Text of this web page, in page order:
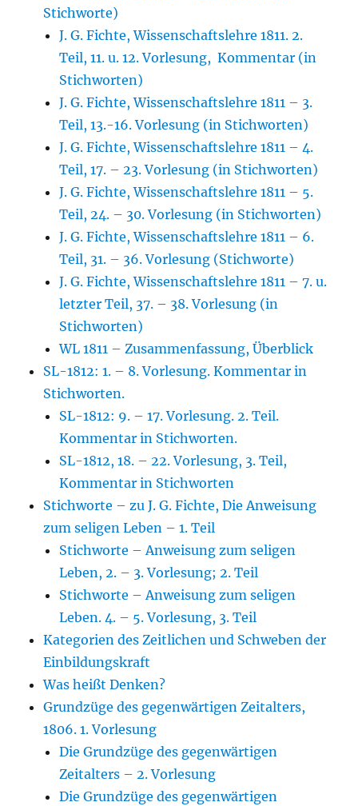
Stichworte)
J. G. Fichte, Wissenschaftslehre 1811. 2.
Teil, 11. u. 12. Vorlesung, Kommentar (in
Stichworten)
J. G. Fichte, Wissenschaftslehre 1811 – 3.
Teil, 13.-16. Vorlesung (in Stichworten)
J. G. Fichte, Wissenschaftslehre 1811 – 4.
Teil, 17. – 23. Vorlesung (in Stichworten)
J. G. Fichte, Wissenschaftslehre 1811 – 5.
Teil, 24. – 30. Vorlesung (in Stichworten)
J. G. Fichte, Wissenschaftslehre 1811 – 6.
Teil, 31. – 36. Vorlesung (Stichworte)
J. G. Fichte, Wissenschaftslehre 1811 – 7. u.
letzter Teil, 37. – 38. Vorlesung (in
Stichworten)
WL 1811 – Zusammenfassung, Überblick
SL-1812: 1. – 8. Vorlesung. Kommentar in
Stichworten.
SL-1812: 9. – 17. Vorlesung. 2. Teil.
Kommentar in Stichworten.
SL-1812, 18. – 22. Vorlesung, 3. Teil,
Kommentar in Stichworten
Stichworte – zu J. G. Fichte, Die Anweisung
zum seligen Leben – 1. Teil
Stichworte – Anweisung zum seligen
Leben, 2. – 3. Vorlesung; 2. Teil
Stichworte – Anweisung zum seligen
Leben. 4. – 5. Vorlesung, 3. Teil
Kategorien des Zeitlichen und Schweben der
Einbildungskraft
Was heißt Denken?
Grundzüge des gegenwärtigen Zeitalters,
1806. 1. Vorlesung
Die Grundzüge des gegenwärtigen
Zeitalters – 2. Vorlesung
Die Grundzüge des gegenwärtigen